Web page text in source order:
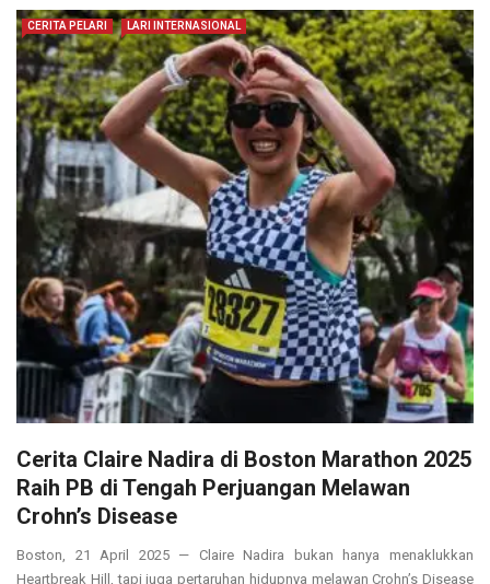
CERITA PELARI LARI INTERNASIONAL
Cerita Claire Nadira di Boston Marathon 2025
Raih PB di Tengah Perjuangan Melawan
Crohn’s Disease
Boston, 21 April 2025 — Claire Nadira bukan hanya menaklukkan
Heartbreak Hill, tapi juga pertaruhan hidupnya melawan Crohn’s Disease